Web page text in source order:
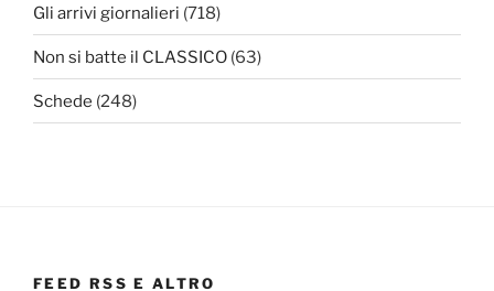
Gli arrivi giornalieri (718)
Non si batte il CLASSICO (63)
Schede (248)
FEED RSS E ALTRO